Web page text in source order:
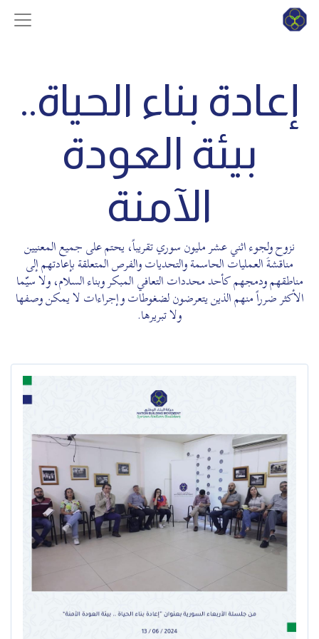
إعادة بناء الحياة..
بيئة العودة
الآمنة
نزوح ولجوء اثني عشر مليون سوري تقريباً، يحتم على جميع المعنيين
مناقشةَ العمليات الحاسمة والتحديات والفرص المتعلقة بإعادتهم إلى
مناطقهم ودمجهم كأحد محددات التعافي المبكر وبناء السلام، ولا سيّما
الأكثر ضرراً منهم الذين يتعرضون لضغوطات وإجراءات لا يمكن وصفها
ولا تبريرها.